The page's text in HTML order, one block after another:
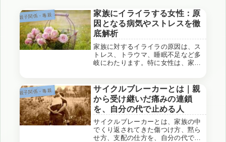
親子関係・毒親
家族にイライラする女性：原
因となる病気やストレスを徹
底解析
家族に対するイライラの原因は、ス
トレス、トラウマ、睡眠不足など多
岐にわたります。特に女性は、家庭
じやすいです。セルフケアやカウン
セリングが有効な対処法です。
親子関係・毒親
サイクルブレーカーとは｜親
から受け継いだ痛みの連鎖
を、自分の代で止める人
サイクルブレーカーとは、家族の中
でくり返されてきた傷つけ方、黙ら
せ方、支配の仕方を、自分の代で終